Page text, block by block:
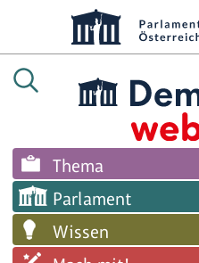
Thema
Parlament
Wissen